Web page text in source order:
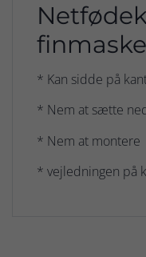
* Kan sidde på
* Nem at sætte
* Nem at montere
* vejledningen på